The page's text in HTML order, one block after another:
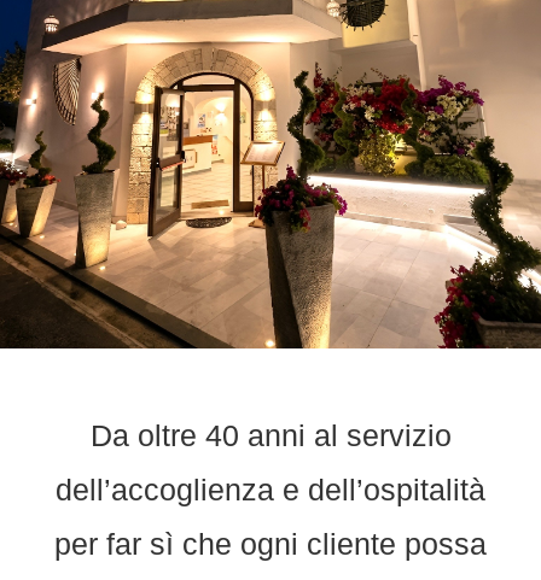
Da oltre 40 anni al servizio
dell’accoglienza e dell’ospitalità
per far sì che ogni cliente possa